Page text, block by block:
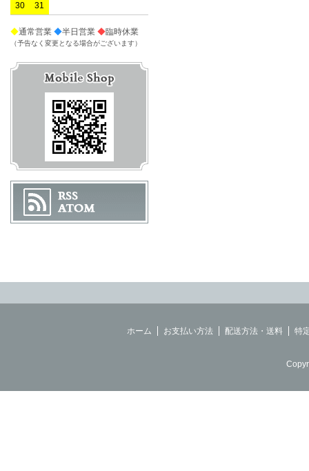
30
31
◆通常営業 ◆半日営業 ◆臨時休業
（予告なく変更となる場合がございます）
ホーム お支払い方法 配送方法・送料 特